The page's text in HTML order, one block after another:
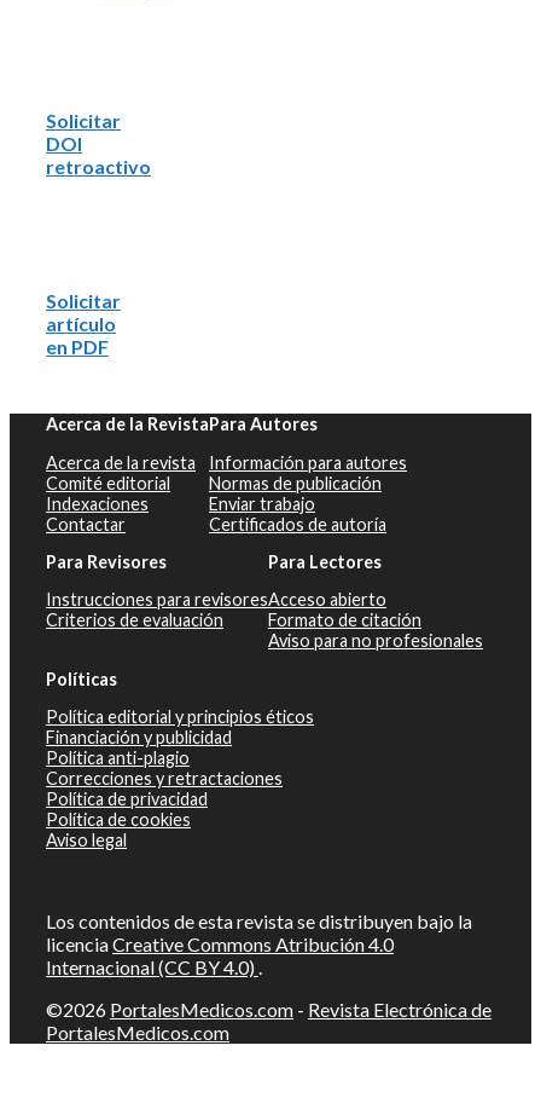
Solicitar
DOI
retroactivo
Solicitar
artículo
en PDF
Acerca de la Revista
Acerca de la revista
Comité editorial
Indexaciones
Contactar
Para Autores
Información para autores
Normas de publicación
Enviar trabajo
Certificados de autoría
Para Revisores
Instrucciones para revisores
Criterios de evaluación
Para Lectores
Acceso abierto
Formato de citación
Aviso para no profesionales
Políticas
Política editorial y principios éticos
Financiación y publicidad
Política anti-plagio
Correcciones y retractaciones
Política de privacidad
Política de cookies
Aviso legal
Los contenidos de esta revista se distribuyen bajo la
licenciaCreative Commons Atribución 4.0
Internacional (CC BY 4.0) .
©2026 PortalesMedicos.com - Revista Electrónica de
PortalesMedicos.com